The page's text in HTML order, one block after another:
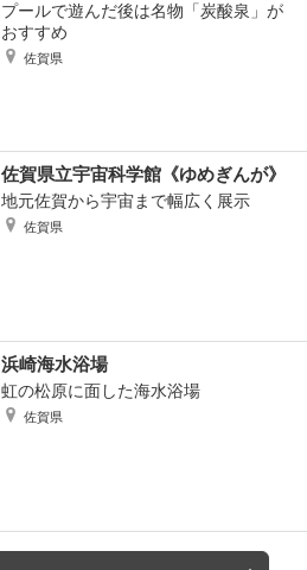
プールで遊んだ後は名物「炭酸泉」が
おすすめ
佐賀県
佐賀県立宇宙科学館《ゆめぎんが》
地元佐賀から宇宙まで幅広く展示
佐賀県
浜崎海水浴場
虹の松原に面した海水浴場
佐賀県